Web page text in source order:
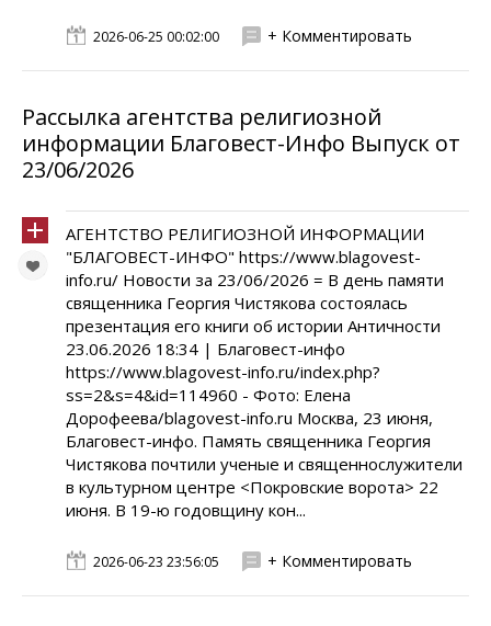
2026-06-25 00:02:00 + Комментировать
Рассылка агентства религиозной
информации Благовест-Инфо Выпуск от
23/06/2026
АГЕНТСТВО РЕЛИГИОЗНОЙ ИНФОРМАЦИИ
"БЛАГОВЕСТ-ИНФО" https://www.blagovest-
info.ru/ Новости за 23/06/2026 = В день памяти
священника Георгия Чистякова состоялась
презентация его книги об истории Античности
23.06.2026 18:34 | Благовест-инфо
https://www.blagovest-info.ru/index.php?
ss=2&s=4&id=114960 - Фото: Елена
Дорофеева/blagovest-info.ru Москва, 23 июня,
Благовест-инфо. Память священника Георгия
Чистякова почтили ученые и священнослужители
в культурном центре <Покровские ворота> 22
июня. В 19-ю годовщину кон...
2026-06-23 23:56:05 + Комментировать